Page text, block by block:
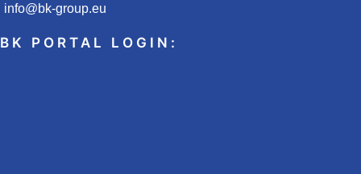
info@bk-group.eu
BK PORTAL LOGIN: